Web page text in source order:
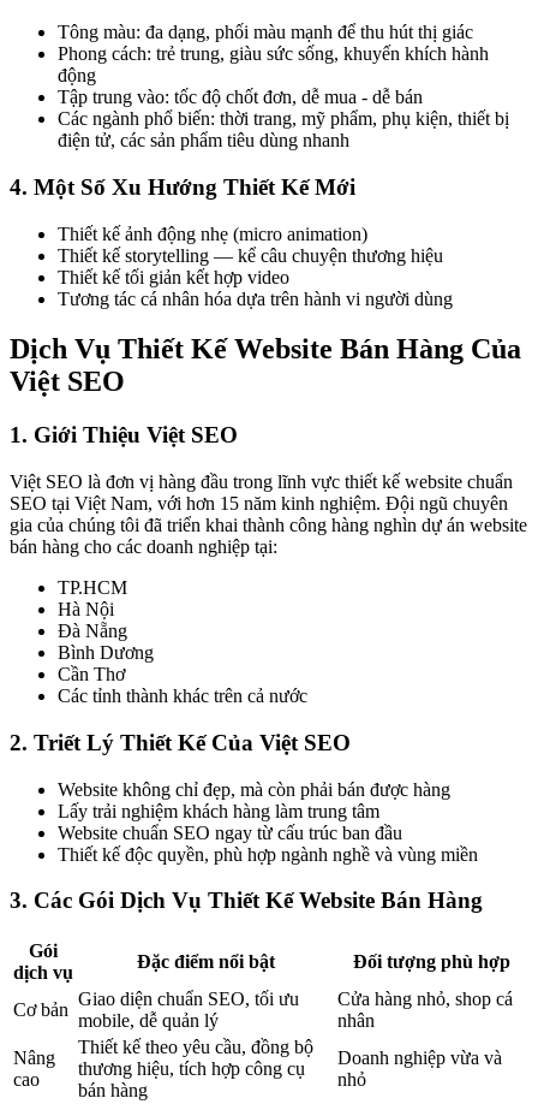
Tông màu: đa dạng, phối màu mạnh để thu hút thị giác
Phong cách: trẻ trung, giàu sức sống, khuyến khích hành
động
Tập trung vào: tốc độ chốt đơn, dễ mua - dễ bán
Các ngành phổ biến: thời trang, mỹ phẩm, phụ kiện, thiết bị
điện tử, các sản phẩm tiêu dùng nhanh
4. Một Số Xu Hướng Thiết Kế Mới
Thiết kế ảnh động nhẹ (micro animation)
Thiết kế storytelling — kể câu chuyện thương hiệu
Thiết kế tối giản kết hợp video
Tương tác cá nhân hóa dựa trên hành vi người dùng
Dịch Vụ Thiết Kế Website Bán Hàng Của
Việt SEO
1. Giới Thiệu Việt SEO
Việt SEO là đơn vị hàng đầu trong lĩnh vực thiết kế website chuẩn
SEO tại Việt Nam, với hơn 15 năm kinh nghiệm. Đội ngũ chuyên
gia của chúng tôi đã triển khai thành công hàng nghìn dự án website
bán hàng cho các doanh nghiệp tại:
TP.HCM
Hà Nội
Đà Nẵng
Bình Dương
Cần Thơ
Các tỉnh thành khác trên cả nước
2. Triết Lý Thiết Kế Của Việt SEO
Website không chỉ đẹp, mà còn phải bán được hàng
Lấy trải nghiệm khách hàng làm trung tâm
Website chuẩn SEO ngay từ cấu trúc ban đầu
Thiết kế độc quyền, phù hợp ngành nghề và vùng miền
3. Các Gói Dịch Vụ Thiết Kế Website Bán Hàng
Gói
dịch vụ
Đặc điểm nổi bật Đối tượng phù hợp
Cơ bản
Giao diện chuẩn SEO, tối ưu
mobile, dễ quản lý
Cửa hàng nhỏ, shop cá
nhân
Nâng
cao
Thiết kế theo yêu cầu, đồng bộ
thương hiệu, tích hợp công cụ
bán hàng
Doanh nghiệp vừa và
nhỏ